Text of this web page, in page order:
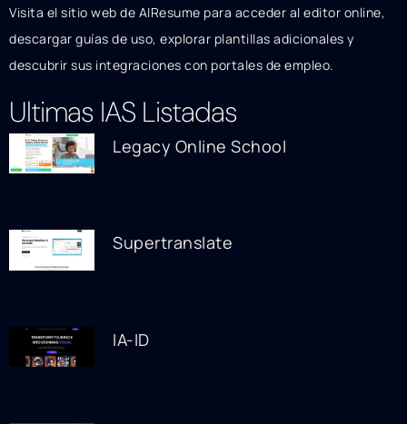
Visita el sitio web de AIResume para acceder al editor online,
descargar guías de uso, explorar plantillas adicionales y
descubrir sus integraciones con portales de empleo.
Ultimas IAS Listadas
Legacy Online School
Supertranslate
IA-ID